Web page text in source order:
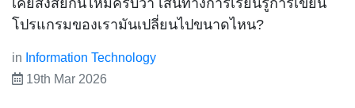
โปรแกรมของเรามันเปลี่ยนไปขนาดไหน?
in Information Technology
19th Mar 2026